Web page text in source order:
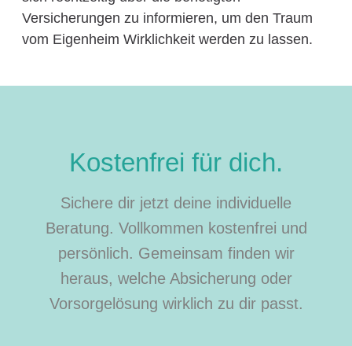
Versicherungen zu informieren, um den Traum
vom Eigenheim Wirklichkeit werden zu lassen.
Kostenfrei für dich.
Sichere dir jetzt deine individuelle
Beratung. Vollkommen kostenfrei und
persönlich. Gemeinsam finden wir
heraus, welche Absicherung oder
Vorsorgelösung wirklich zu dir passt.